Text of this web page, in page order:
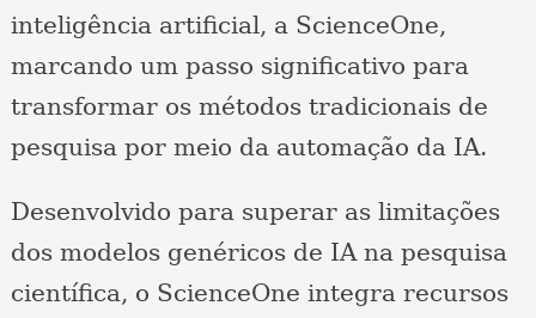
inteligência artificial, a ScienceOne,
marcando um passo significativo para
transformar os métodos tradicionais de
pesquisa por meio da automação da IA.
Desenvolvido para superar as limitações
dos modelos genéricos de IA na pesquisa
científica, o ScienceOne integra recursos